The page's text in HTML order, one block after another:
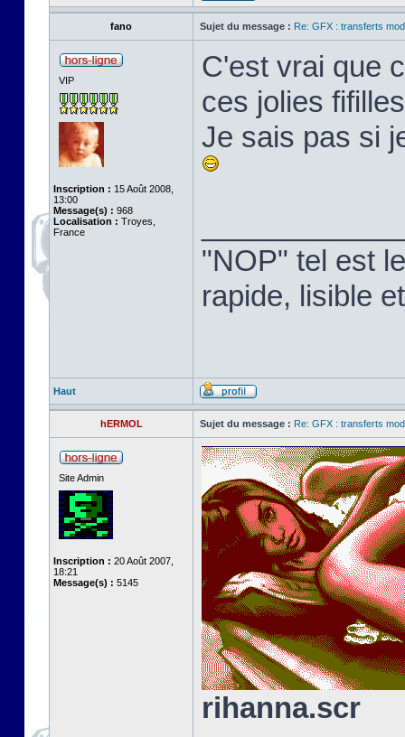
fano Sujet du message : Re: GFX : transferts
VIP
Inscription : 15 Août 2008,
13:00
Message(s) : 968
Localisation : Troyes,
France
C'est vrai que
ces jolies
Je sais pas si
"NOP" tel est
rapide, lisible
Haut
hERMOL Sujet du message : Re: GFX : transferts
Site Admin
Inscription : 20 Août 2007,
18:21
Message(s) : 5145
rihanna.scr